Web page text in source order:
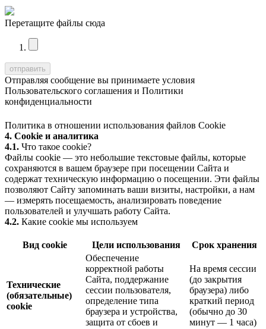
Перетащите файлы сюда
Отправляя сообщение вы принимаете условия
Пользовательского соглашения и Политики
конфиденциальности
Политика в отношении использования файлов Cookie
4. Cookie и аналитика
4.1. Что такое cookie?
Файлы cookie — это небольшие текстовые файлы, которые
сохраняются в вашем браузере при посещении Сайта и
содержат техническую информацию о посещении. Эти файлы
позволяют Сайту запоминать ваши визиты, настройки, а нам
— измерять посещаемость, анализировать поведение
пользователей и улучшать работу Сайта.
4.2. Какие cookie мы используем
Вид cookie Цели использования Срок хранения
Технические
(обязательные)
cookie
Обеспечение
корректной работы
Сайта, поддержание
сессии пользователя,
определение типа
браузера и устройства,
защита от сбоев и
На время сессии
(до закрытия
браузера) либо
краткий период
(обычно до 30
минут — 1 часа)